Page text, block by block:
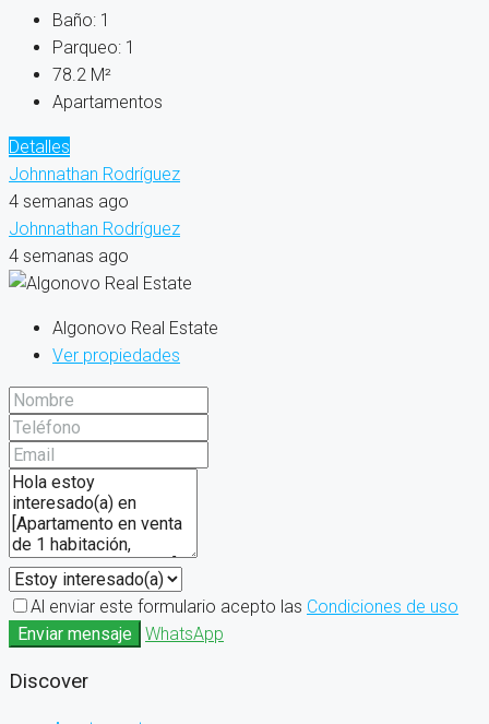
Baño: 1
Parqueo: 1
78.2 M²
Apartamentos
Detalles
Johnnathan Rodríguez
4 semanas ago
Johnnathan Rodríguez
4 semanas ago
Algonovo Real Estate
Ver propiedades
Al enviar este formulario acepto las Condiciones de uso
Enviar mensaje
WhatsApp
Discover